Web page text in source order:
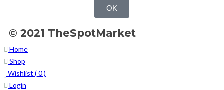
OK
© 2021 TheSpotMarket
Home
Shop
Wishlist (0)
Login